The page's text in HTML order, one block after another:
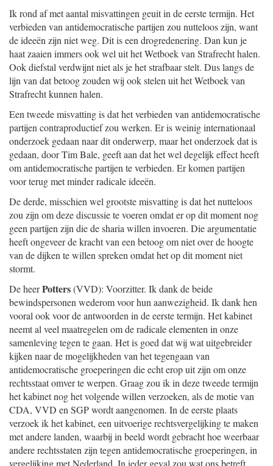
Ik rond af met aantal misvattingen geuit in de eerste termijn. Het
verbieden van antidemocratische partijen zou nutteloos zijn, want
de ideeën zijn niet weg. Dit is een drogredenering. Dan kun je
haat zaaien immers ook wel uit het Wetboek van Strafrecht halen.
Ook diefstal verdwijnt niet als je het strafbaar stelt. Dus langs de
lijn van dat betoog zouden wij ook stelen uit het Wetboek van
Strafrecht kunnen halen.
Een tweede misvatting is dat het verbieden van antidemocratische
partijen contraproductief zou werken. Er is weinig internationaal
onderzoek gedaan naar dit onderwerp, maar het onderzoek dat is
gedaan, door Tim Bale, geeft aan dat het wel degelijk effect heeft
om antidemocratische partijen te verbieden. Er komen partijen
voor terug met minder radicale ideeën.
De derde, misschien wel grootste misvatting is dat het nutteloos
zou zijn om deze discussie te voeren omdat er op dit moment nog
geen partijen zijn die de sharia willen invoeren. Die argumentatie
heeft ongeveer de kracht van een betoog om niet over de hoogte
van de dijken te willen spreken omdat het op dit moment niet
stormt.
De heerPotters(VVD): Voorzitter. Ik dank de beide
bewindspersonen wederom voor hun aanwezigheid. Ik dank hen
vooral ook voor de antwoorden in de eerste termijn. Het kabinet
neemt al veel maatregelen om de radicale elementen in onze
samenleving tegen te gaan. Het is goed dat wij wat uitgebreider
kijken naar de mogelijkheden van het tegengaan van
antidemocratische groeperingen die echt erop uit zijn om onze
rechtsstaat omver te werpen. Graag zou ik in deze tweede termijn
het kabinet nog het volgende willen verzoeken, als de motie van
CDA, VVD en SGP wordt aangenomen. In de eerste plaats
verzoek ik het kabinet, een uitvoerige rechtsvergelijking te maken
met andere landen, waarbij in beeld wordt gebracht hoe weerbaar
andere rechtsstaten zijn tegen antidemocratische groeperingen, in
vergelijking met Nederland. In ieder geval zou wat ons betreft